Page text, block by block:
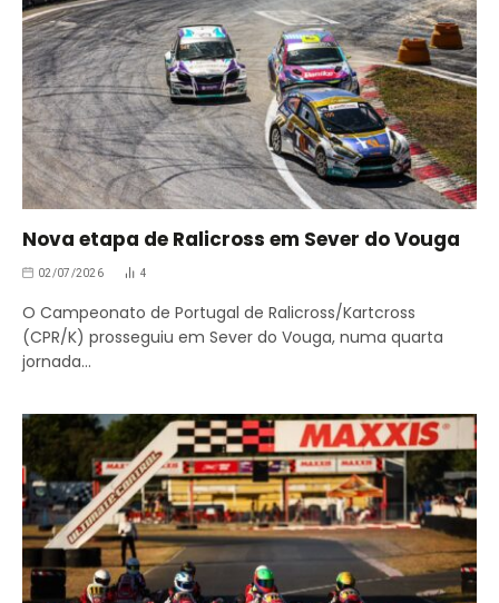
Nova etapa de Ralicross em Sever do Vouga
02/07/2026 4
O Campeonato de Portugal de Ralicross/Kartcross
(CPR/K) prosseguiu em Sever do Vouga, numa quarta
jornada…